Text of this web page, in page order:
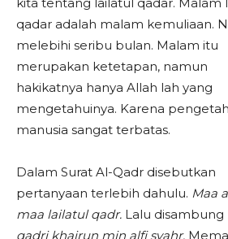
qadar adalah malam kemuliaan.
melebihi seribu bulan. Malam itu
merupakan ketetapan, namun
hakikatnya hanya Allah lah yang
mengetahuinya. Karena
manusia sangat terbatas.
Dalam Surat Al-Qadr disebutkan
pertanyaan terlebih dahulu. Maa
maa lailatul qadr. Lalu disambung
qadri khairun min alfi syahr.